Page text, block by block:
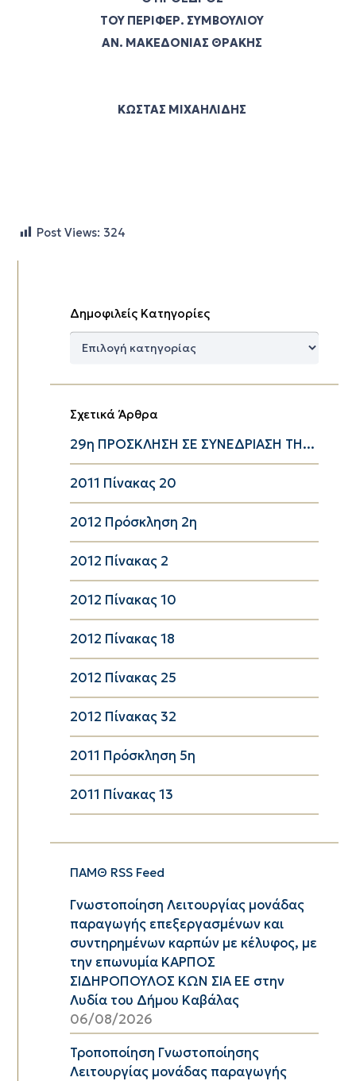
ΤΟΥ ΠΕΡΙΦΕΡ. ΣΥΜΒΟΥΛΙΟΥ
ΑΝ. ΜΑΚΕΔΟΝΙΑΣ ΘΡΑΚΗΣ
ΚΩΣΤΑΣ ΜΙΧΑΗΛΙΔΗΣ
Post Views: 324
Δημοφιλείς Κατηγορίες
Δημοφιλείς
Σχετικά Άρθρα
29η ΠΡΟΣΚΛΗΣΗ ΣΕ ΣΥΝΕΔΡΙΑΣΗ ΤΗ...
2011 Πίνακας 20
2012 Πρόσκληση 2η
2012 Πίνακας 2
2012 Πίνακας 10
2012 Πίνακας 18
2012 Πίνακας 25
2012 Πίνακας 32
2011 Πρόσκληση 5η
2011 Πίνακας 13
ΠΑΜΘ RSS Feed
Γνωστοποίηση Λειτουργίας μονάδας
παραγωγής επεξεργασμένων και
συντηρημένων καρπών με κέλυφος, με
την επωνυμία ΚΑΡΠΟΣ
ΣΙΔΗΡΟΠΟΥΛΟΣ ΚΩΝ ΣΙΑ ΕΕ στην
Λυδία του Δήμου Καβάλας
06/08/2026
Τροποποίηση Γνωστοποίησης
Λειτουργίας μονάδας παραγωγής